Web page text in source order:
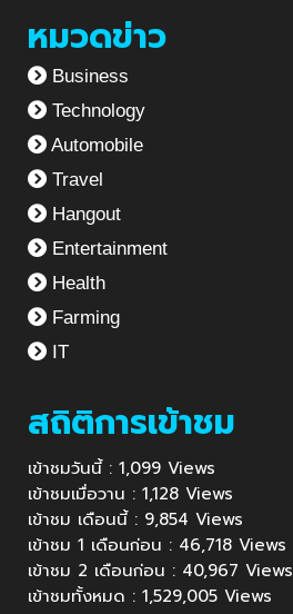
หมวดข่าว
Business
Technology
Automobile
Travel
Hangout
Entertainment
Health
Farming
IT
สถิติการเข้าชม
เข้าชมวันนี้ : 1,099 Views
เข้าชมเมื่อวาน : 1,128 Views
เข้าชม เดือนนี้ : 9,854 Views
เข้าชม 1 เดือนก่อน : 46,718 Views
เข้าชม 2 เดือนก่อน : 40,967 Views
เข้าชมทั้งหมด : 1,529,005 Views